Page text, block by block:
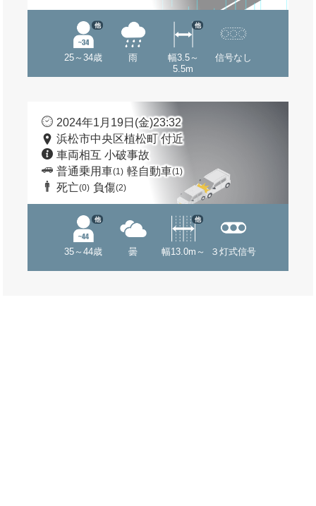
25～34歳
他
雨
幅3.5～
5.5m
他
信号なし
2024年1月19日(金)23:32
浜松市中央区植松町 付近
車両相互 小破事故
普通乗用車(1) 軽自動車(1)
死亡(0) 負傷(2)
35～44歳
他
曇 幅13.0m～
他
３灯式信号